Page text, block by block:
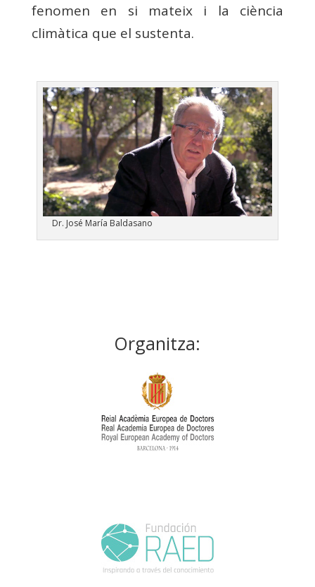
fenomen en si mateix i la ciència
climàtica que el sustenta.
Dr. José María Baldasano
Organitza: